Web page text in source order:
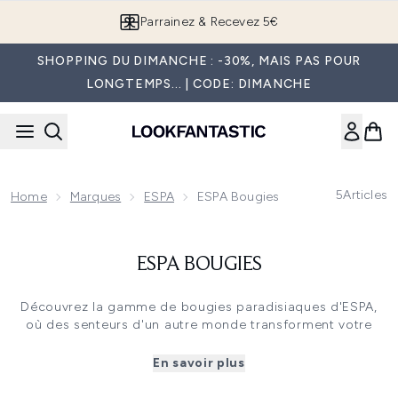
Parrainez & Recevez 5€
SHOPPING DU DIMANCHE : -30%, MAIS PAS POUR
LONGTEMPS... | CODE: DIMANCHE
Home Marques ESPA ESPA Bougies 5Articles
ESPA BOUGIES
Découvrez la gamme de bougies paradisiaques d'ESPA,
où des senteurs d'un autre monde transforment votre
Quelle que soit votre humeur, ESPA vous propose un
En savoir plus